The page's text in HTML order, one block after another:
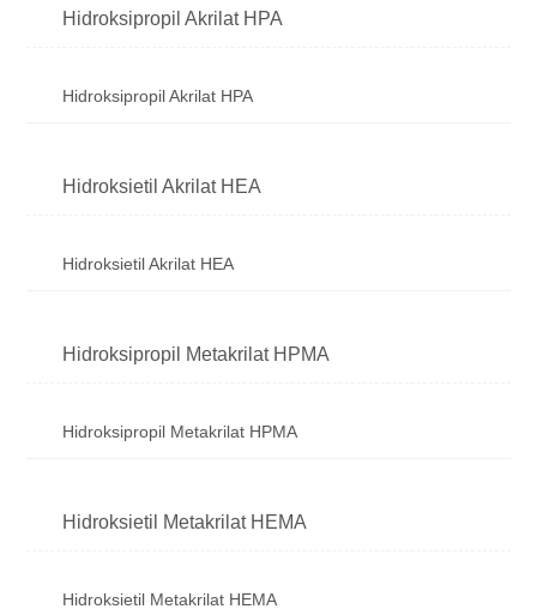
Hidroksipropil Akrilat HPA
Hidroksipropil Akrilat HPA
Hidroksietil Akrilat HEA
Hidroksietil Akrilat HEA
Hidroksipropil Metakrilat HPMA
Hidroksipropil Metakrilat HPMA
Hidroksietil Metakrilat HEMA
Hidroksietil Metakrilat HEMA